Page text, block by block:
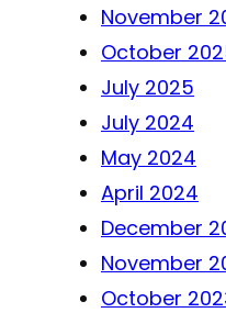
November
October
July 2025
July 2024
May 2024
April 2024
December
November
October